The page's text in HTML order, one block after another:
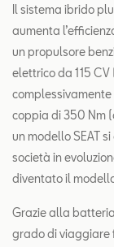
Il sistema ibrido
aumenta
un propulsore
elettrico da 115
complessivamente
coppia di 350 Nm
un modello SEAT
società in
diventato il
Grazie alla batteria
grado di viaggiare